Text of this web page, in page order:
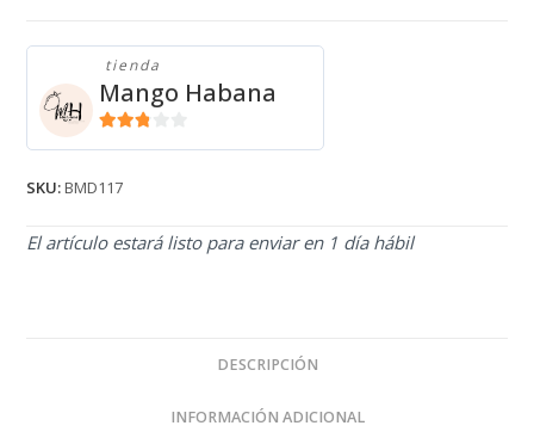
BMD117
tienda
Mango Habana
SKU:BMD117
El artículo estará listo para enviar en 1 día hábil
DESCRIPCIÓN
INFORMACIÓN ADICIONAL